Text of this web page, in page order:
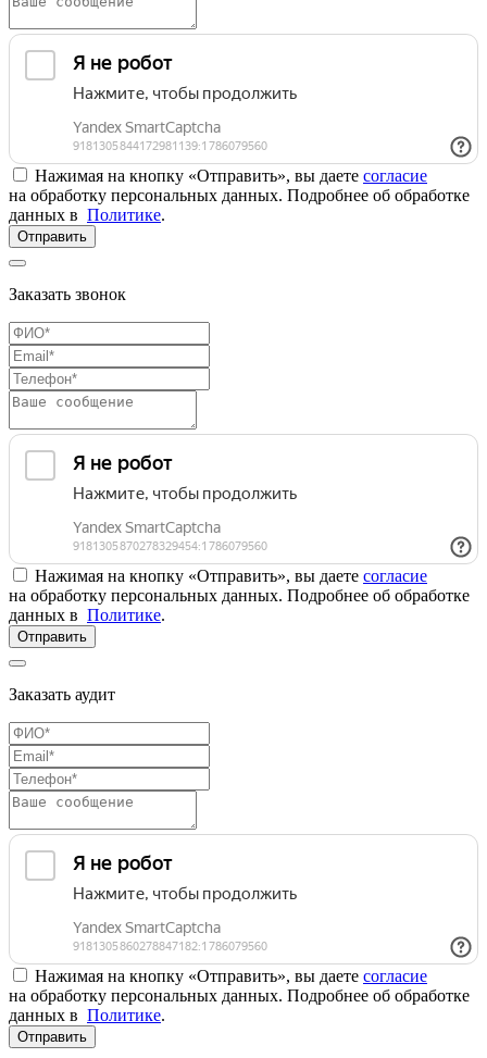
Нажимая на кнопку «Отправить», вы даете согласие
на обработку персональных данных. Подробнее об обработке
данных в Политике.
Отправить
Заказать звонок
Нажимая на кнопку «Отправить», вы даете согласие
на обработку персональных данных. Подробнее об обработке
данных в Политике.
Отправить
Заказать аудит
Нажимая на кнопку «Отправить», вы даете согласие
на обработку персональных данных. Подробнее об обработке
данных в Политике.
Отправить